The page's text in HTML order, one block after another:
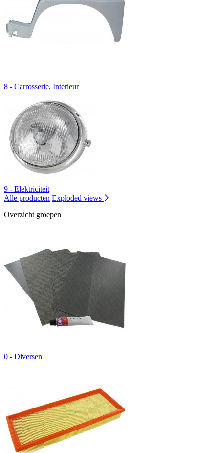
8 - Carrosserie, Interieur
9 - Elektriciteit
Alle producten Exploded views
Overzicht groepen
0 - Diversen